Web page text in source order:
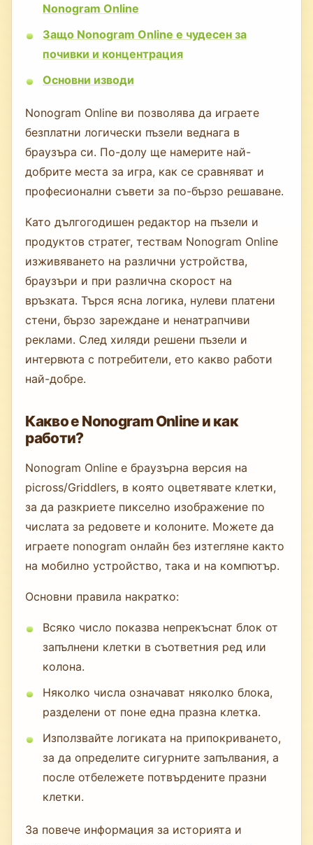
Nonogram Online
Защо Nonogram Online е чудесен за
почивки и концентрация
Основни изводи
Nonogram Online ви позволява да играете
безплатни логически пъзели веднага в
браузъра си. По-долу ще намерите най-
добрите места за игра, как се сравняват и
професионални съвети за по-бързо решаване.
Като дългогодишен редактор на пъзели и
продуктов стратег, тествам Nonogram Online
изживяването на различни устройства,
браузъри и при различна скорост на
връзката. Търся ясна логика, нулеви платени
стени, бързо зареждане и ненатрапчиви
реклами. След хиляди решени пъзели и
интервюта с потребители, ето какво работи
най-добре.
Какво е Nonogram Online и как
работи?
Nonogram Online е браузърна версия на
picross/Griddlers, в която оцветявате клетки,
за да разкриете пикселно изображение по
числата за редовете и колоните. Можете да
играете nonogram онлайн без изтегляне както
на мобилно устройство, така и на компютър.
Основни правила накратко:
Всяко число показва непрекъснат блок от
запълнени клетки в съответния ред или
колона.
Няколко числа означават няколко блока,
разделени от поне една празна клетка.
Използвайте логиката на припокриването,
за да определите сигурните запълвания, а
после отбележете потвърдените празни
клетки.
За повече информация за историята и